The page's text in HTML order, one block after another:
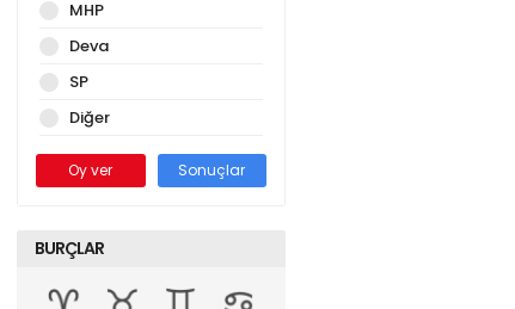
MHP
Deva
SP
Diğer
Oy ver Sonuçlar
BURÇLAR